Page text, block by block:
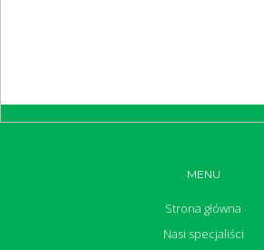
MENU
Strona główna
Nasi specjaliści